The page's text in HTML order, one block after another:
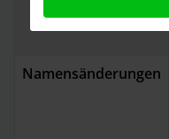
Namensänderungen